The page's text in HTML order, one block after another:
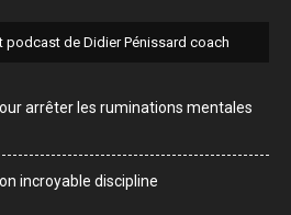
podcast de Didier Pénissard coach
arrêter les ruminations mentales
incroyable discipline